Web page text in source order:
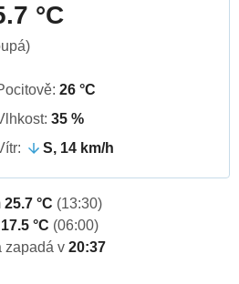
°C
26 °C
35 %
S, 14 km/h
25.7 °C (13:30)
17.5 °C (06:00)
zapadá v 20:37